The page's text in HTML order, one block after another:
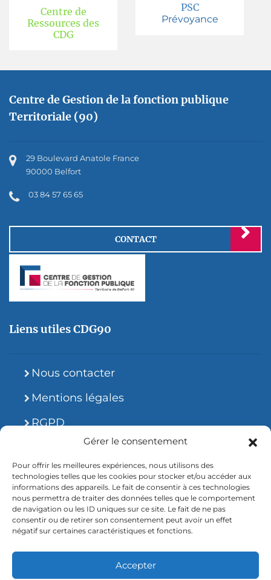
Gérer le consentement
Pour offrir les meilleures expériences, nous utilisons des
technologies telles que les cookies pour stocker et/ou accéder aux
informations des appareils. Le fait de consentir à ces technologies
nous permettra de traiter des données telles que le comportement
de navigation ou les ID uniques sur ce site. Le fait de ne pas
consentir ou de retirer son consentement peut avoir un effet
négatif sur certaines caractéristiques et fonctions.
Accepter
Centre de
Ressources des
CDG
PSC
Prévoyance
Centre de Gestion de la fonction publique
Territoriale (90)
29 Boulevard Anatole France
90000 Belfort
03 84 57 65 65
CONTACT
Liens utiles CDG90
Nous contacter
Mentions légales
RGPD
Site accessible
2026 © CDG90.fr